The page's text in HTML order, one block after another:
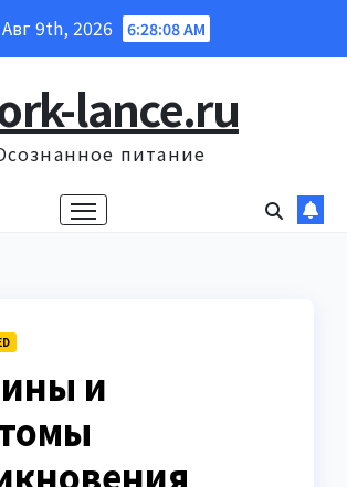
9th, 2026 6:28:09 AM
lance.ru
питание
и